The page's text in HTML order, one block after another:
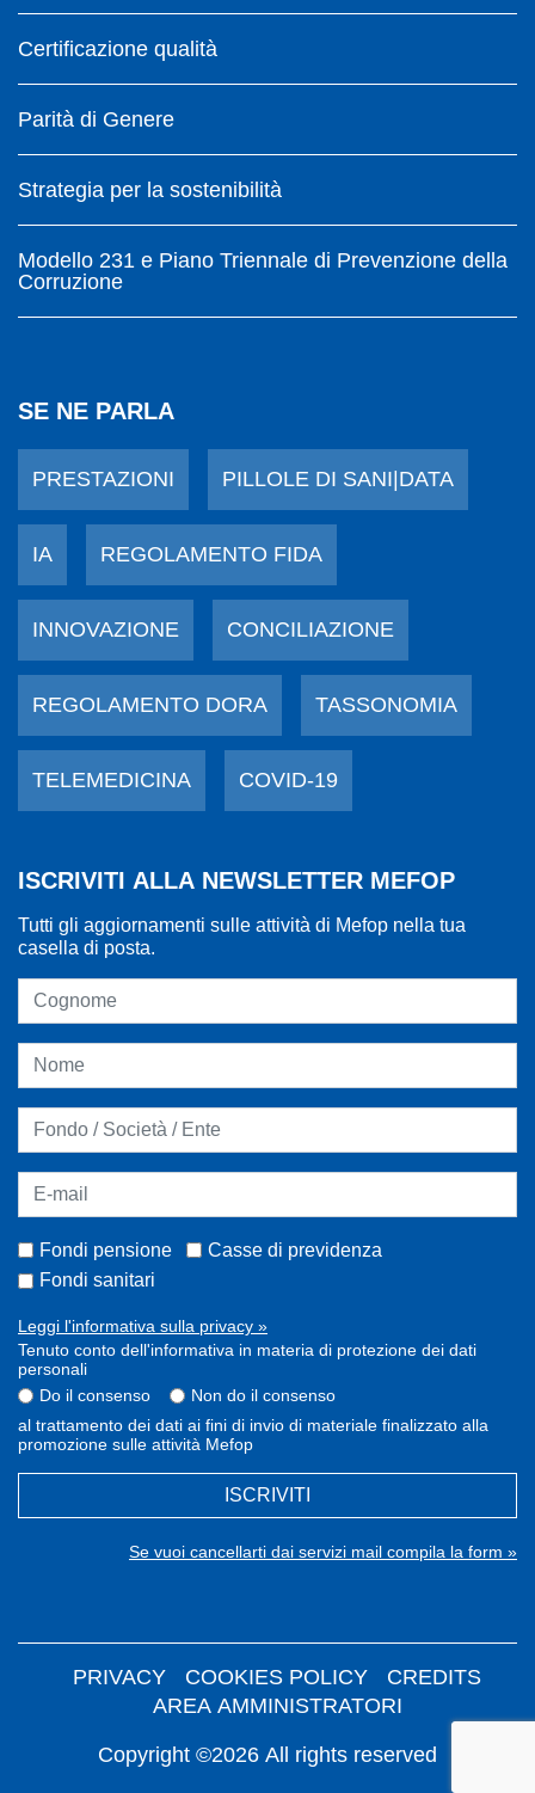
Certificazione qualità
Parità di Genere
Strategia per la sostenibilità
Modello 231 e Piano Triennale di Prevenzione della
Corruzione
SE NE PARLA
PRESTAZIONI PILLOLE DI SANI|DATA
IA REGOLAMENTO FIDA
INNOVAZIONE CONCILIAZIONE
REGOLAMENTO DORA TASSONOMIA
TELEMEDICINA COVID-19
ISCRIVITI ALLA NEWSLETTER MEFOP
Tutti gli aggiornamenti sulle attività di Mefop nella tua
casella di posta.
Fondi pensione
Casse di previdenza
Fondi sanitari
Leggi l'informativa sulla privacy »
Tenuto conto dell'informativa in materia di protezione dei dati
personali
Do il consenso
Non do il consenso
al trattamento dei dati ai fini di invio di materiale finalizzato alla
promozione sulle attività Mefop
ISCRIVITI
Se vuoi cancellarti dai servizi mail compila la form »
Copyright ©2026 All rights reserved
PRIVACY COOKIES POLICY
CREDITS
AREA AMMINISTRATORI